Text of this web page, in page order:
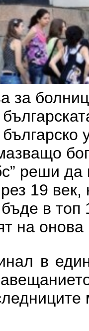
за
реши
19
в топ
на онова
в